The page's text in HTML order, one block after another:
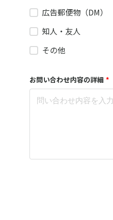
広告郵便物（DM）
知人・友人
その他
お問い合わせ内容の詳細 *